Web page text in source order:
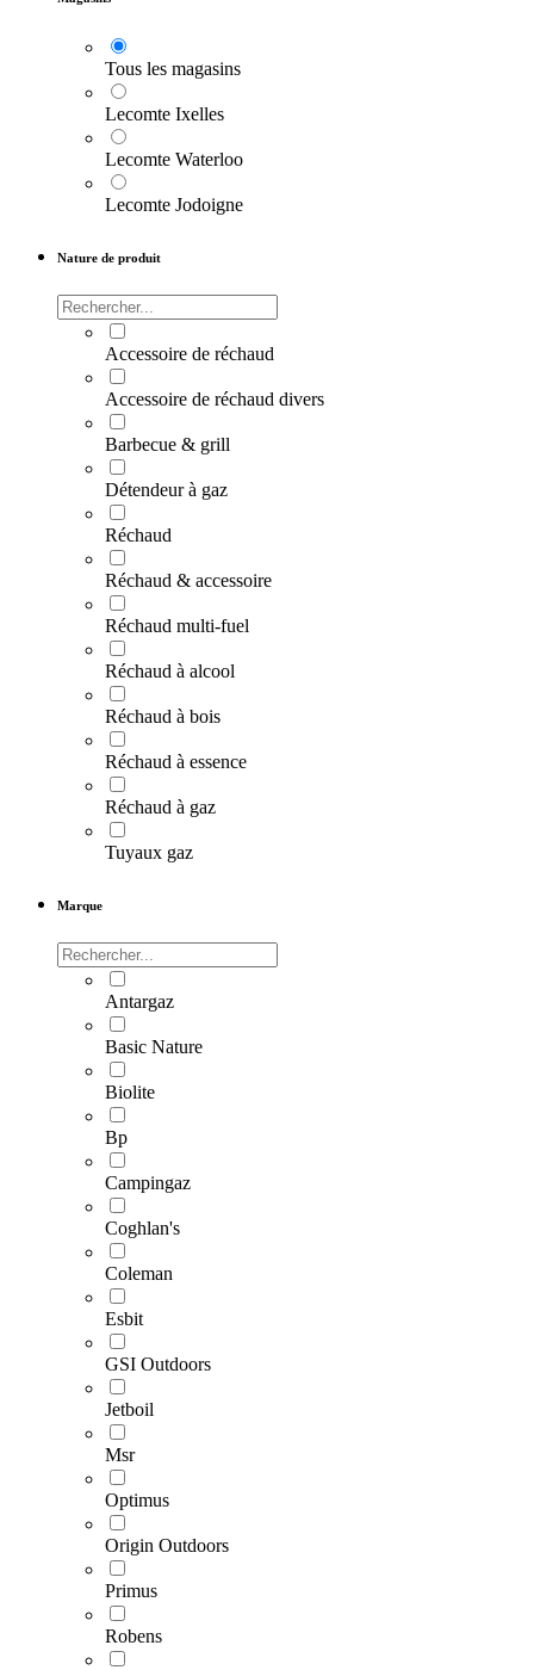
Tous les magasins
Lecomte Ixelles
Lecomte Waterloo
Lecomte Jodoigne
Nature de produit
Accessoire de réchaud
Accessoire de réchaud divers
Barbecue & grill
Détendeur à gaz
Réchaud
Réchaud & accessoire
Réchaud multi-fuel
Réchaud à alcool
Réchaud à bois
Réchaud à essence
Réchaud à gaz
Tuyaux gaz
Marque
Antargaz
Basic Nature
Biolite
Bp
Campingaz
Coghlan's
Coleman
Esbit
GSI Outdoors
Jetboil
Msr
Optimus
Origin Outdoors
Primus
Robens